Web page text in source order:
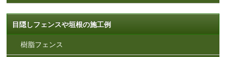
目隠しフェンスや垣根の施工例
樹脂フェンス